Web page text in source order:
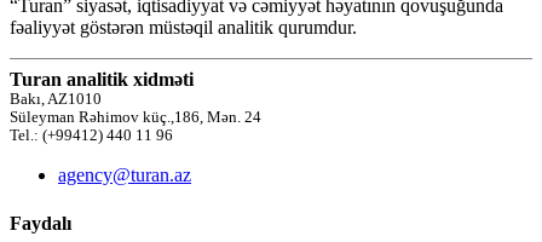
“Turan” siyasət, iqtisadiyyat və cəmiyyət həyatının qovuşuğunda
fəaliyyət göstərən müstəqil analitik qurumdur.
Turan analitik xidməti
Bakı, AZ1010
Süleyman Rəhimov küç.,186, Mən. 24
Tel.: (+99412) 440 11 96
agency@turan.az
Faydalı